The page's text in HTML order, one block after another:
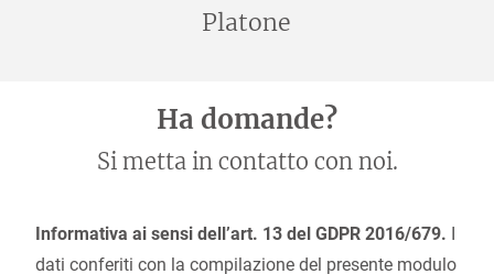
Platone
Ha domande?
Si metta in contatto con noi.
Informativa ai sensi dell’art. 13 del GDPR 2016/679.
dati conferiti con la compilazione del presente modulo